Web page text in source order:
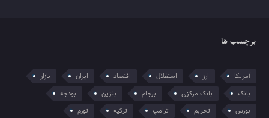
برچسب ها
آمریکا ارز استقلال اقتصاد ایران
بازار
بانک
بانک مرکزی برجام بنزین
بودجه
بورس
تحریم ترامپ ترکیه
تورم